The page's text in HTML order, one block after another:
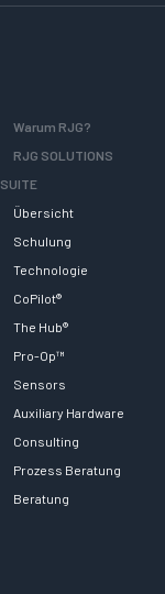
Warum RJG?
RJG SOLUTIONS
SUITE
Übersicht
Schulung
Technologie
CoPilot®
The Hub®
Pro-Op™
Sensors
Auxiliary Hardware
Consulting
Prozess Beratung
Beratung